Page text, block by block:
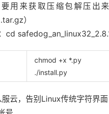
用来获取压缩包解压出
）
cd
chmod +x *.py
./install.py
云，告别Linux传统字符界